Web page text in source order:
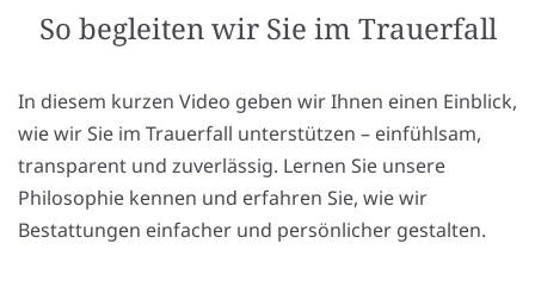
So begleiten wir Sie im Trauerfall
In diesem kurzen Video geben wir Ihnen einen Einblick,
wie wir Sie im Trauerfall unterstützen – einfühlsam,
transparent und zuverlässig. Lernen Sie unsere
Philosophie kennen und erfahren Sie, wie wir
Bestattungen einfacher und persönlicher gestalten.